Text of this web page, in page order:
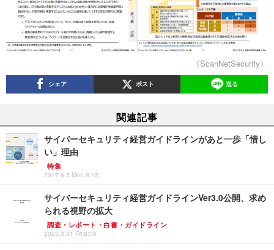
《ScanNetSecurity》
シェア ポスト 送る
関連記事
サイバーセキュリティ経営ガイドラインがあと一歩「惜し
い」理由
特集
2017.6.5 Mon 8:15
サイバーセキュリティ経営ガイドラインVer3.0公開、求め
られる視野の拡大
調査・レポート・白書・ガイドライン
2023.3.31 Fri 8:00